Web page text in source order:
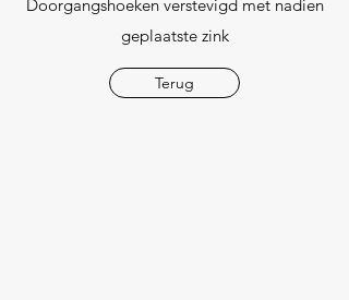
Doorgangshoeken verstevigd met nadien
geplaatste zink
Terug